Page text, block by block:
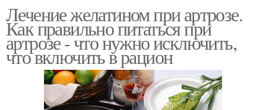
Лечение желатином при артрозе.
Как правильно питаться при
артрозе - что нужно исключить,
что включить в рацион